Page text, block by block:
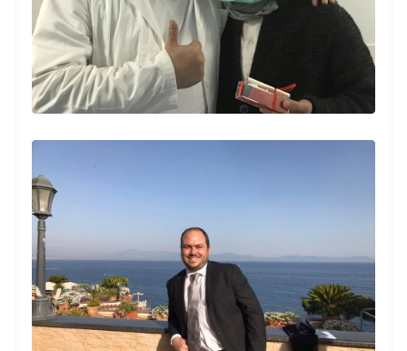
Paziente
Dr. Claudio Cerchione è un professionista.
Ottimo metodo di consulto. Abbiamo avuto
Dottore davvero eccezionale Dopo tanti
anni finalmente i miei punti interrogativi
arrivano ad essere dei punti Mi ha saputo